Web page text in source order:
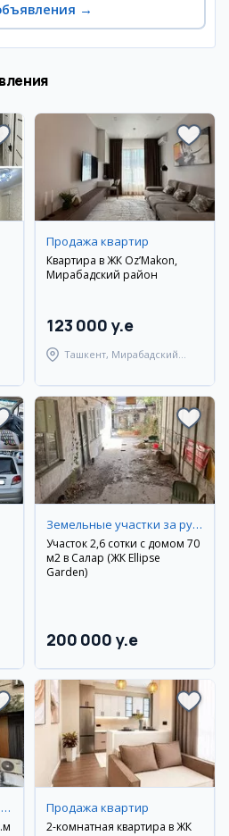
→
Продажа квартир
Квартира в ЖК Oz’Makon,
Мирабадский район
123 000 y.e
Ташкент, Мирабадский
Земельные участки за рубежом
Участок 2,6 сотки с домом 70
м2 в Салар (ЖК Ellipse
Garden)
200 000 y.e
Коммерческая недвижимость Продажа квартир
2-комнатная квартира в ЖК